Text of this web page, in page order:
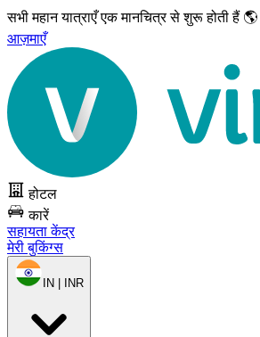
सभी महान यात्राएँएक मानचित्र से शुरू होती हैं 🌎
आज़माएँ
होटल
कारें
सहायता केंद्र
मेरी बुकिंग्स
IN | INR